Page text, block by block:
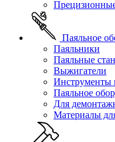
Паяльное
Паяльники
Паяльные
Выжигатели
Инструменты
Паяльное
Для
Материалы